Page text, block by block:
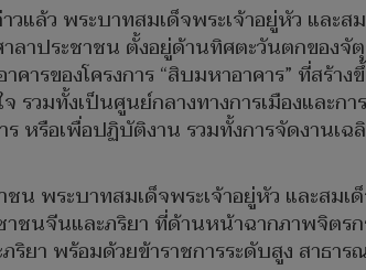
แล้ว พระบาทสมเด็จพระเจ้าอยู่หัว และส
ลาประชาชน ตั้งอยู่ด้านทิศตะวันตกของ
รของโครงการ “สิบมหาอาคาร” ที่สร้า
มทั้งเป็นศูนย์กลางทางการเมืองและก
หรือเพื่อปฏิบัติงาน รวมทั้งการจัดงานเ
ชน พระบาทสมเด็จพระเจ้าอยู่หัว และสม
นจีนและภริยา ที่ด้านหน้าฉากภาพจิตร
ยา พร้อมด้วยข้าราชการระดับสูง สาธา